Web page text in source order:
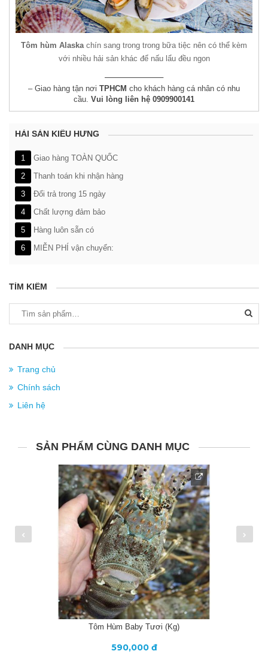
Tôm hùm Alaskachín sang trong trong bữa tiệc nên có thể kèm
với nhiều hải sản khác để nấu lẩu đều ngon
——————–
– Giao hàng tận nơi TPHCM cho khách hàng cá nhân có nhu
cầu. Vui lòng liên hệ 0909900141
HẢI SẢN KIỀU HƯNG
1
Giao hàng TOÀN QUỐC
2
Thanh toán khi nhận hàng
3
Đổi trả trong 15 ngày
4
Chất lượng đảm bảo
5
Hàng luôn sẵn có
6
MIỄN PHÍ vận chuyển:
TÌM KIẾM
kiếm:
DANH MỤC
Trang chủ
Chính sách
Liên hệ
SẢN PHẨM CÙNG DANH MỤC
Tôm Hùm Baby Tươi (kg)
590,000 đ